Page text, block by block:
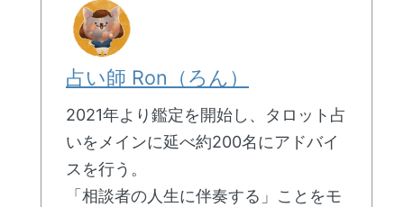
占い師 Ron（ろん）
2021年より鑑定を開始し、タロット占
いをメインに延べ約200名にアドバイ
スを行う。
「相談者の人生に伴奏する」ことをモ